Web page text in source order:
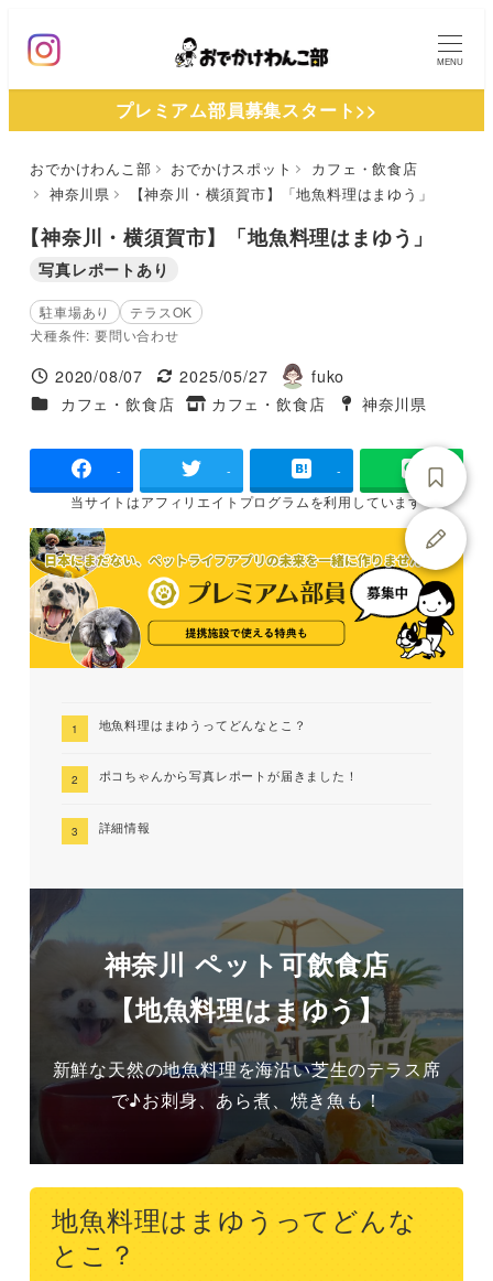
ン
MENU
プレミアム部員募集スタート>>
おでかけわんこ部 おでかけスポット
カフェ・飲食店
神奈川県
【神奈川・横須賀市】「地魚料理はまゆう」
【神奈川・横須賀市】「地魚料理はまゆう」
写真レポートあり
駐車場あり
テラスOK
犬種条件: 要問い合わせ
投稿日
2020/08/07
更新日
2025/05/27
著
者
fuko
施設ジャンル
カフェ・飲食店
タグ
カフェ・飲食店
タグ
神奈川県
- - -
当サイトはアフィリエイトプログラムを利用しています
地魚料理はまゆうってどんなとこ？
ポコちゃんから写真レポートが届きました！
詳細情報
神奈川 ペット可飲食店
【地魚料理はまゆう】
新鮮な天然の地魚料理を海沿い芝生のテラス席
で♪お刺身、あら煮、焼き魚も！
地魚料理はまゆうってどんな
とこ？